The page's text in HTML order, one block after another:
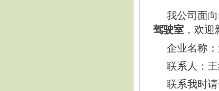
我公司面
驾驶室 ，欢
企业名称
联系人：
联系我时